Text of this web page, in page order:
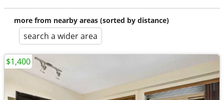
more from nearby areas (sorted by distance)
search a wider area
$1,400